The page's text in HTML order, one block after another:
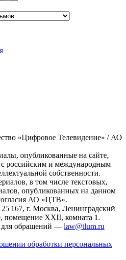
«Цифровое Телевидение» / АО
опубликованные на сайте,
российским и международным
собственности.
в том числе текстовых,
опубликованных на данном
АО «ЦТВ».
167, г. Москва, Ленинградский
помещение XXII, комната 1.
для обращений — law@tlum.ru
обработки персональных